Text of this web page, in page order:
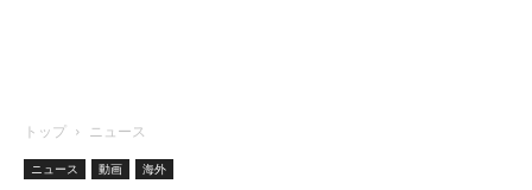
トップ ニュース
ニュース 動画 海外